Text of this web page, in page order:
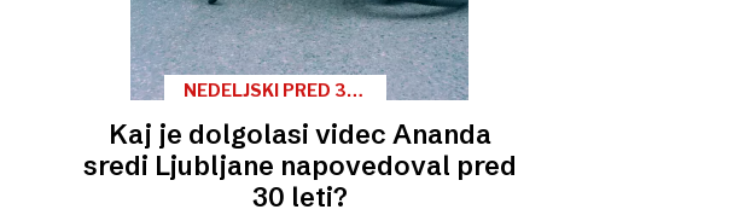
NEDELJSKI PRED 30
Kaj je dolgolasi videc Ananda
sredi Ljubljane napovedoval pred
30 leti?